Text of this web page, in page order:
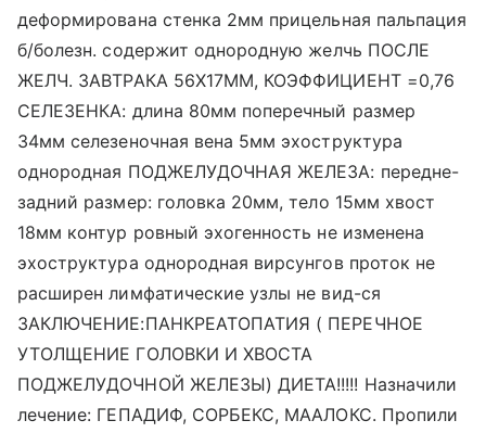
деформирована стенка 2мм прицельная пальпация
б/болезн. содержит однородную желчь ПОСЛЕ
ЖЕЛЧ. ЗАВТРАКА 56Х17ММ, КОЭФФИЦИЕНТ =0,76
СЕЛЕЗЕНКА: длина 80мм поперечный размер
34мм селезеночная вена 5мм эхоструктура
однородная ПОДЖЕЛУДОЧНАЯ ЖЕЛЕЗА: передне-
задний размер: головка 20мм, тело 15мм хвост
18мм контур ровный эхогенность не изменена
эхоструктура однородная вирсунгов проток не
расширен лимфатические узлы не вид-ся
ЗАКЛЮЧЕНИЕ:ПАНКРЕАТОПАТИЯ ( ПЕРЕЧНОЕ
УТОЛЩЕНИЕ ГОЛОВКИ И ХВОСТА
ПОДЖЕЛУДОЧНОЙ ЖЕЛЕЗЫ) ДИЕТА!!!!! Назначили
лечение: ГЕПАДИФ, СОРБЕКС, МААЛОКС. Пропили